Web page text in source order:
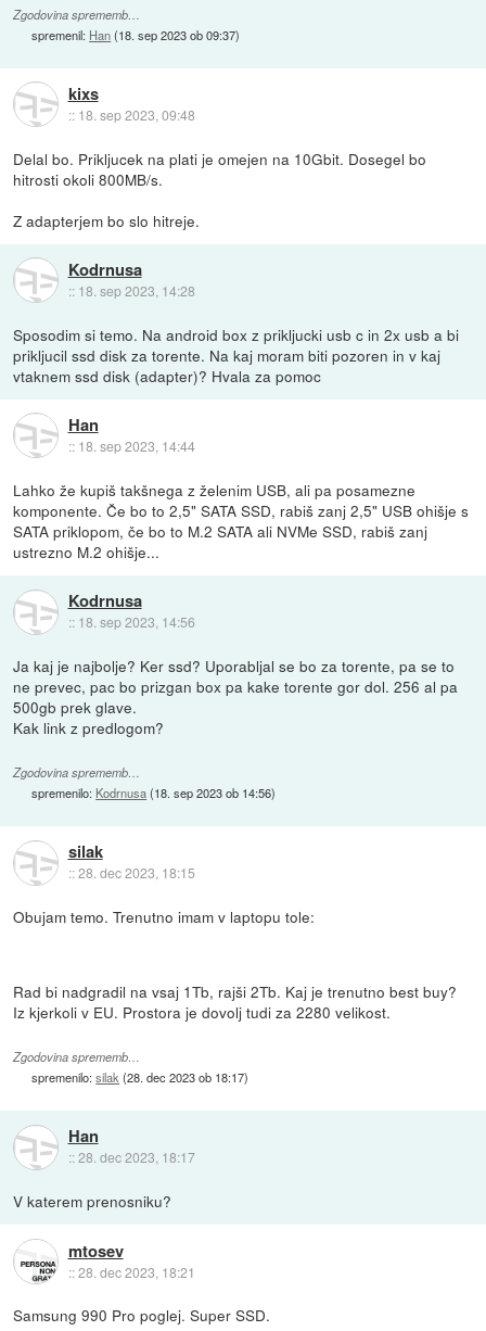
Zgodovina sprememb…
spremenil: Han(18. sep 2023 ob 09:37)
kixs
:: 18. sep 2023, 09:48
Delal bo. Prikljucek na plati je omejen na 10Gbit. Dosegel bo
hitrosti okoli 800MB/s.
Z adapterjem bo slo hitreje.
Kodrnusa
:: 18. sep 2023, 14:28
Sposodim si temo. Na android box z prikljucki usb c in 2x usb a bi
prikljucil ssd disk za torente. Na kaj moram biti pozoren in v kaj
vtaknem ssd disk (adapter)? Hvala za pomoc
Han
:: 18. sep 2023, 14:44
Lahko že kupiš takšnega z želenim USB, ali pa posamezne
komponente. Če bo to 2,5" SATA SSD, rabiš zanj 2,5" USB ohišje s
SATA priklopom, če bo to M.2 SATA ali NVMe SSD, rabiš zanj
ustrezno M.2 ohišje...
Kodrnusa
:: 18. sep 2023, 14:56
Ja kaj je najbolje? Ker ssd? Uporabljal se bo za torente, pa se to
ne prevec, pac bo prizgan box pa kake torente gor dol. 256 al pa
500gb prek glave.
Kak link z predlogom?
Zgodovina sprememb…
spremenilo: Kodrnusa(18. sep 2023 ob 14:56)
silak
::28. dec 2023, 18:15
Obujam temo. Trenutno imam v laptopu tole:
Rad bi nadgradil na vsaj 1Tb, rajši 2Tb. Kaj je trenutno best buy?
Iz kjerkoli v EU. Prostora je dovolj tudi za 2280 velikost.
Zgodovina sprememb…
spremenilo:silak(28. dec 2023 ob 18:17)
Han
::28. dec 2023, 18:17
V katerem prenosniku?
mtosev
::28. dec 2023, 18:21
Samsung 990 Pro poglej. Super SSD.